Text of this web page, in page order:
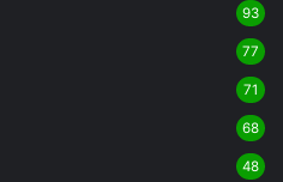
93
77
71
68
48